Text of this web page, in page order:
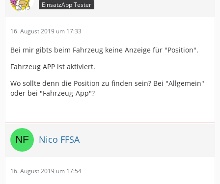
EinsatzApp Tester
16. August 2019 um 17:33
Bei mir gibts beim Fahrzeug keine Anzeige für "Position".
Fahrzeug APP ist aktiviert.
Wo sollte denn die Position zu finden sein? Bei "Allgemein"
oder bei "Fahrzeug-App"?
Nico FFSA
16. August 2019 um 17:54